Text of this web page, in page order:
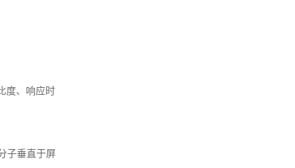
度、响应时
子垂直于屏